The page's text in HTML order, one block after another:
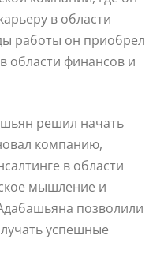
в области
работы он приобрел
области финансов и
решил начать
компанию,
в области
мышление и
позволили
успешные